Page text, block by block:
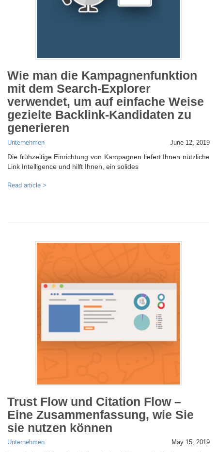
Wie man die Kampagnenfunktion
mit dem Search-Explorer
verwendet, um auf einfache Weise
gezielte Backlink-Kandidaten zu
generieren
Unternehmen June 12, 2019
Die frühzeitige Einrichtung von Kampagnen liefert Ihnen nützliche
Link Intelligence und hilft Ihnen, ein solides
Read article >
Trust Flow und Citation Flow –
Eine Zusammenfassung, wie Sie
sie nutzen können
Unternehmen May 15, 2019